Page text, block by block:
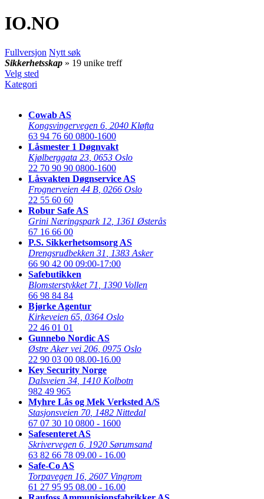
IO.NO
Fullversjon Nytt søk
Sikkerhetsskap » 19 unike treff
Velg sted
Kategori
Cowab AS
Kongsvingervegen 6 2040 Kløfta
63 94 76 60 0800-1600
Låsmester 1 Døgnvakt
Kjølberggata 23 0653 Oslo
22 70 90 90 0800-1600
Låsvakten Døgnservice AS
Frognerveien 44 B 0266 Oslo
22 55 60 60
Robur Safe AS
Grini Næringspark 12 1361 Østerås
67 16 66 00
P.S. Sikkerhetsomsorg AS
Drengsrudbekken 31
1383 Asker
66 90 42 00 09:00-17:00
Safebutikken
Blomsterstykket 71
1390 Vollen
66 98 84 84
Bjørke Agentur
Kirkeveien 65 0364 Oslo
22 46 01 01
Gunnebo Nordic AS
Østre Aker vei 206 0975 Oslo
22 90 03 00 08.00-16.00
Key Security Norge
Dalsveien 34 1410 Kolbotn
982 49 965
Myhre Lås og Mek Verksted A/S
Stasjonsveien 70 1482 Nittedal
67 07 30 10 0800 - 1600
Safesenteret AS
Skrivervegen 6 1920 Sørumsand
63 82 66 78 09.00 - 16.00
Safe-Co AS
Torpavegen 16 2607 Vingrom
61 27 95 95 08.00 - 16.00